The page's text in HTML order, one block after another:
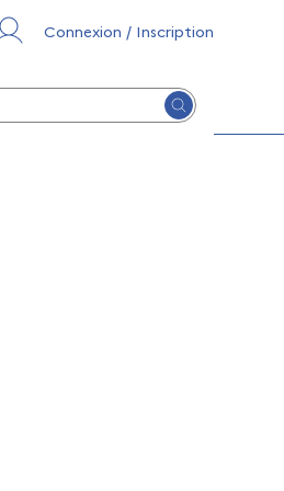
Connexion / Inscription
Lancer la